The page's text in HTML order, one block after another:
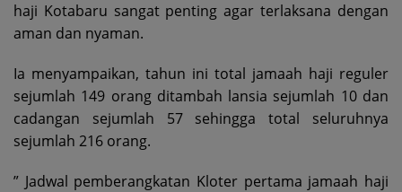
haji Kotabaru sangat penting agar terlaksana dengan
aman dan nyaman.
Ia menyampaikan, tahun ini total jamaah haji reguler
sejumlah 149 orang ditambah lansia sejumlah 10 dan
cadangan sejumlah 57 sehingga total seluruhnya
sejumlah 216 orang.
” Jadwal pemberangkatan Kloter pertama jamaah haji